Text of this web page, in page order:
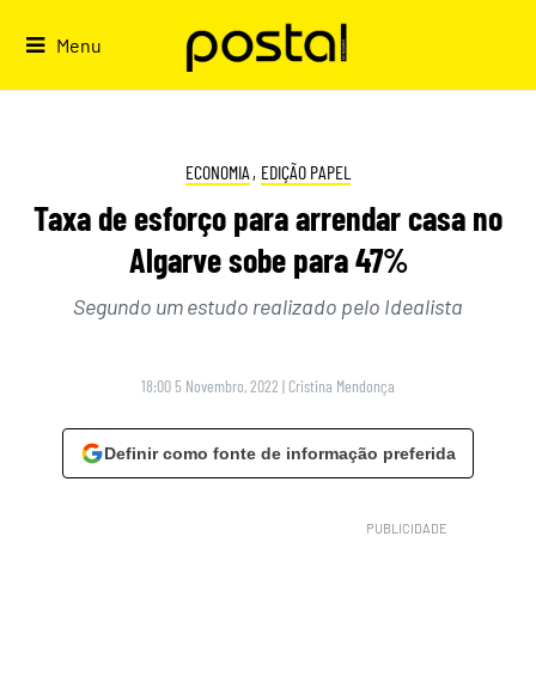
Menu
ECONOMIA , EDIÇÃO PAPEL
Taxa de esforço para arrendar casa no
Algarve sobe para 47%
Segundo um estudo realizado pelo Idealista
18:00 5 Novembro, 2022 | Cristina Mendonça
Definir como fonte de informação preferida